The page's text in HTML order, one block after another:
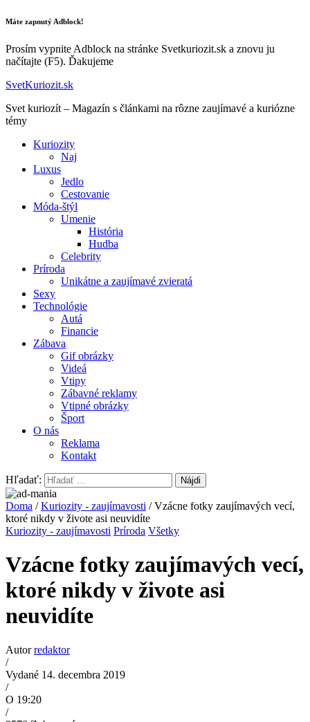
Máte zapnutý Adblock!
Prosím vypnite Adblock na stránke Svetkuriozit.sk a znovu ju
načítajte (F5). Ďakujeme
SvetKuriozit.sk
Svet kuriozít – Magazín s článkami na rôzne zaujímavé a kuriózne
témy
Kuriozity
Naj
Luxus
Jedlo
Cestovanie
Móda-štýl
Umenie
História
Hudba
Celebrity
Príroda
Unikátne a zaujímavé zvieratá
Sexy
Technológie
Autá
Financie
Zábava
Gif obrázky
Videá
Vtipy
Zábavné reklamy
Vtipné obrázky
Šport
O nás
Reklama
Kontakt
Hľadať:
Doma /Kuriozity - zaujímavosti / Vzácne fotky zaujímavých vecí,
ktoré nikdy v živote asi neuvidíte
Kuriozity - zaujímavosti Príroda Všetky
Vzácne fotky zaujímavých vecí,
ktoré nikdy v živote asi
neuvidíte
Autorredaktor
/
Vydané 14. decembra 2019
/
O 19:20
/